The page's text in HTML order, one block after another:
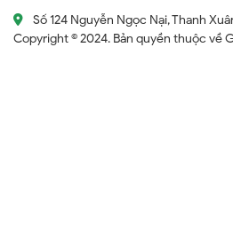
Số 124 Nguyễn Ngọc Nại, Thanh
Copyright © 2024. Bản quyền thuộc về